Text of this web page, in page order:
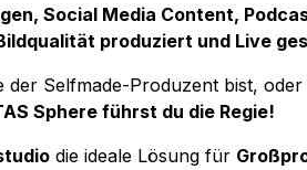
Social Media Content,
produziert und Live
Selfmade-Produzent bist,
Sphere führst du die Regie!
die ideale Lösung für